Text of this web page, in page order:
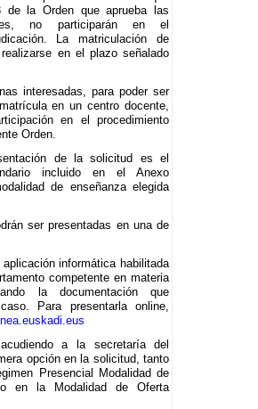
la Orden que aprueba las
no participarán en el
La matriculación de
en el plazo señalado
interesadas, para poder ser
en un centro docente,
en el procedimiento
Orden.
de la solicitud es el
incluido en el Anexo
de enseñanza elegida
ser presentadas en una de
informática habilitada
competente en materia
la documentación que
Para presentarla online,
a la secretaría del
opción en la solicitud, tanto
Presencial Modalidad de
en la Modalidad de Oferta